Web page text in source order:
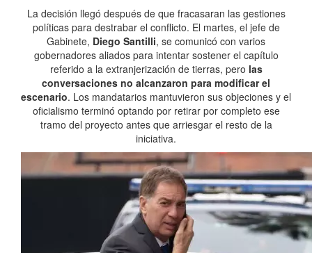
La decisión llegó después de que fracasaran las gestiones
políticas para destrabar el conflicto. El martes, el jefe de
Gabinete, Diego Santilli, se comunicó con varios
gobernadores aliados para intentar sostener el capítulo
referido a la extranjerización de tierras, pero las
conversaciones no alcanzaron para modificar el
escenario. Los mandatarios mantuvieron sus objeciones y el
oficialismo terminó optando por retirar por completo ese
tramo del proyecto antes que arriesgar el resto de la
iniciativa.